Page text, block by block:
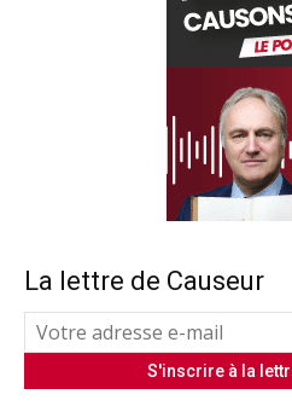
La lettre de Causeur